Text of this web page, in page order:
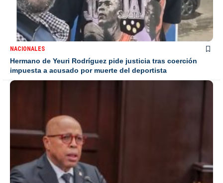
NACIONALES
Hermano de Yeuri Rodríguez pide justicia tras coerción
impuesta a acusado por muerte del deportista